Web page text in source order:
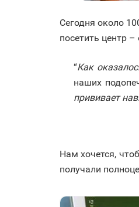
Сегодня около
посетить центр
“Как
наших
прививает
Нам хочется,
получали